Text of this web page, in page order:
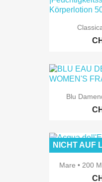
Blu
Mare • 200
NICHT AUF